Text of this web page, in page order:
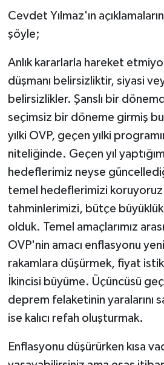
Cevdet Yılmaz'ın
şöyle;
Anlık kararlarla hareket
düşmanı belirsizliktir, siyasi
belirsizlikler. Şanslı bir
seçimsiz bir döneme girmiş
yılki OVP, geçen yılki
niteliğinde. Geçen yıl
hedeflerimiz neyse
temel hedeflerimizi
tahminlerimizi, bütçe
olduk. Temel amaçlarımız
OVP'nin amacı enflasyonu
rakamlara düşürmek, fiyat
İkincisi büyüme. Üçüncüsü
deprem felaketinin yaralarını
ise kalıcı refah oluşturmak.
Enflasyonu düşürürken kısa